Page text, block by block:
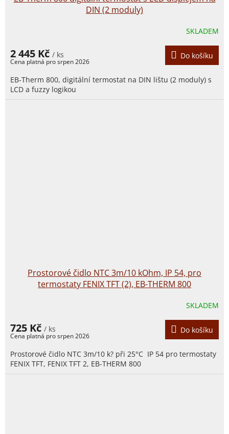
DIN (2 moduly)
SKLADEM
2 445 Kč / ks Do košíku
EB-Therm 800, digitální termostat na DIN lištu (2 moduly) s
LCD a fuzzy logikou
Prostorové čidlo NTC 3m/10 kOhm, IP 54, pro
termostaty FENIX TFT (2), EB-THERM 800
SKLADEM
725 Kč / ks Do košíku
Prostorové čidlo NTC 3m/10 k? při 25°C IP 54 pro termostaty
FENIX TFT, FENIX TFT 2, EB-THERM 800